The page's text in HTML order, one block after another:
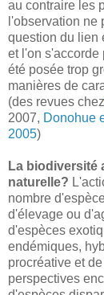
au contraire les
l'observation
question du lien
et l'on s'accorde
été posée trop
manières de
(des revues chez
2007, Donohue
2005)
La biodiversité
naturelle?
nombre
d'élevage ou
d'espèces
endémiques,
procréative et
perspectives